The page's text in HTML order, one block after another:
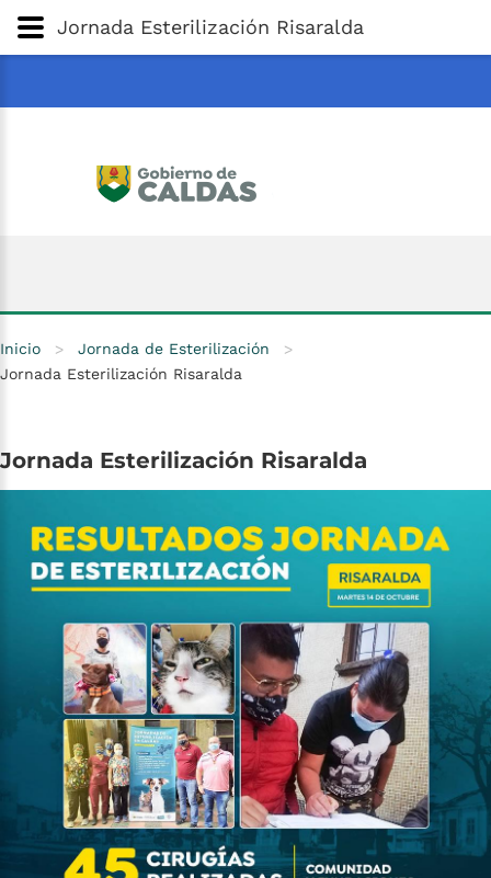
Gobernación de Caldas
Jornada Esterilización Risaralda
Inicio > Jornada de Esterilización
>
Jornada Esterilización Risaralda
Jornada Esterilización Risaralda